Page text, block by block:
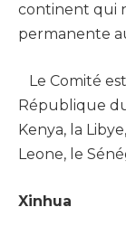
continent qui
permanente
Le Comité
République
Kenya, la
Leone, le
Xinhua